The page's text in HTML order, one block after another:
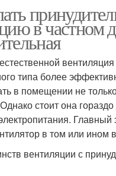
в частном
типа более
в помещении не
стоит она
Главный
в том или ином
вентиляции с